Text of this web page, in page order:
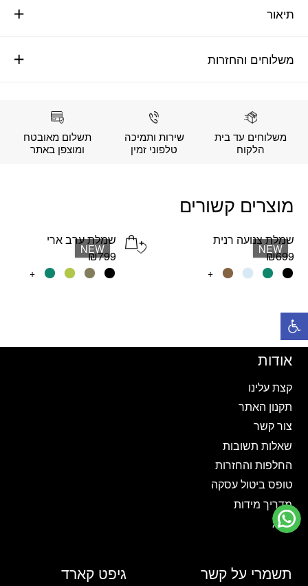
תיאור
משלוחים והחזרות
משלוחים עד בית
הלקוח
שירות ותמיכה
טלפוני זמין
תשלום מאובטח
ומוצפן באתר
מוצרים קשורים
Add wishlist NEW
שמלת צנועה רנית
₪699
למוצר
מספר
סוגים.
ניתן
לבחור
את
האפשרויות
בעמוד
המוצר
+
NEW
שמלת ערב ארי
₪799
למוצר
+
אודות
קצת עלינו
תקנון האתר
צור קשר
שאלות תשובות
החלפות והחזרות
טופס ביטול עסקה
מדריך מידות
בלוג
תשמרי על קשר גיפט קארד
פתח סרגל נגישות